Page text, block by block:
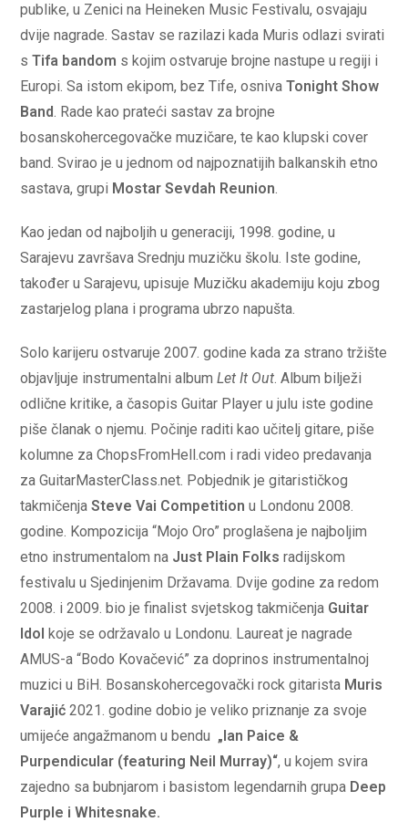
publike, u Zenici na Heineken Music Festivalu, osvajaju
dvije nagrade. Sastav se razilazi kada Muris odlazi svirati
sTifa bandom s kojim ostvaruje brojne nastupe u regiji i
Europi. Sa istom ekipom, bez Tife, osnivaTonight Show
Band. Rade kao prateći sastav za brojne
bosanskohercegovačke muzičare, te kao klupski cover
band. Svirao je u jednom od najpoznatijih balkanskih etno
sastava, grupi Mostar Sevdah Reunion.
Kao jedan od najboljih u generaciji, 1998. godine, u
Sarajevu završava Srednju muzičku školu. Iste godine,
također u Sarajevu, upisuje Muzičku akademiju koju zbog
zastarjelog plana i programa ubrzo napušta.
Solo karijeru ostvaruje 2007. godine kada za strano tržište
objavljuje instrumentalni albumLet It Out. Album bilježi
odlične kritike, a časopis Guitar Player u julu iste godine
piše članak o njemu. Počinje raditi kao učitelj gitare, piše
kolumne za ChopsFromHell.com i radi video predavanja
za GuitarMasterClass.net. Pobjednik je gitarističkog
takmičenjaSteve Vai Competition u Londonu 2008.
godine. Kompozicija “Mojo Oro” proglašena je najboljim
etno instrumentalom na Just Plain Folks radijskom
festivalu u Sjedinjenim Državama. Dvije godine za redom
2008. i 2009. bio je finalist svjetskog takmičenja Guitar
Idol koje se održavalo u Londonu. Laureat je nagrade
AMUS-a “Bodo Kovačević” za doprinos instrumentalnoj
muzici u BiH. Bosanskohercegovački rock gitarista Muris
Varajić 2021. godine dobio je veliko priznanje za svoje
umijeće angažmanom u bendu „Ian Paice &
Purpendicular (featuring Neil Murray)“, u kojem svira
zajedno sa bubnjarom i basistom legendarnih grupa Deep
Purple i Whitesnake.